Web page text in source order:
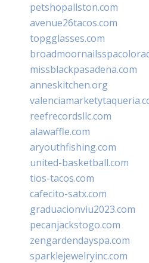
petshopallston.com
avenue26tacos.com
topgglasses.com
missblackpasadena.com
anneskitchen.org
reefrecordsllc.com
alawaffle.com
aryouthfishing.com
united-basketball.com
tios-tacos.com
cafecito-satx.com
graduacionviu2023.com
pecanjackstogo.com
zengardendayspa.com
sparklejewelryinc.com